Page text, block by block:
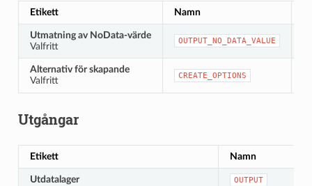
Etikett Namn
Utmatning av NoData-värde
Valfritt
OUTPUT_NO_DATA_VALUE
Alternativ för skapande
Valfritt
CREATE_OPTIONS
Utgångar
Etikett Namn
Utdatalager OUTPUT